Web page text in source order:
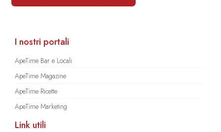
I nostri portali
ApeTime Bar e Locali
ApeTime Magazine
ApeTime Ricette
ApeTime Marketing
Link utili